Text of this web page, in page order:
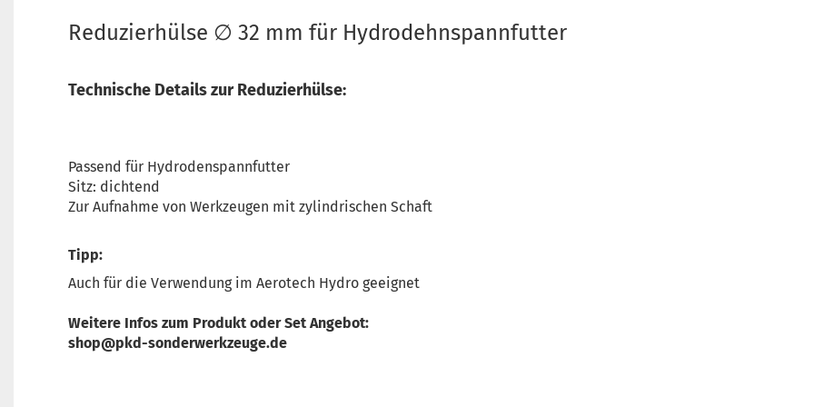
Reduzierhülse ∅ 32 mm für Hydrodehnspannfutter
Technische Details zur Reduzierhülse:
Passend für Hydrodenspannfutter
Sitz: dichtend
Zur Aufnahme von Werkzeugen mit zylindrischen Schaft
Tipp:
Auch für die Verwendung im Aerotech Hydro geeignet
Weitere Infos zum Produkt oder Set Angebot:
shop@pkd-sonderwerkzeuge.de